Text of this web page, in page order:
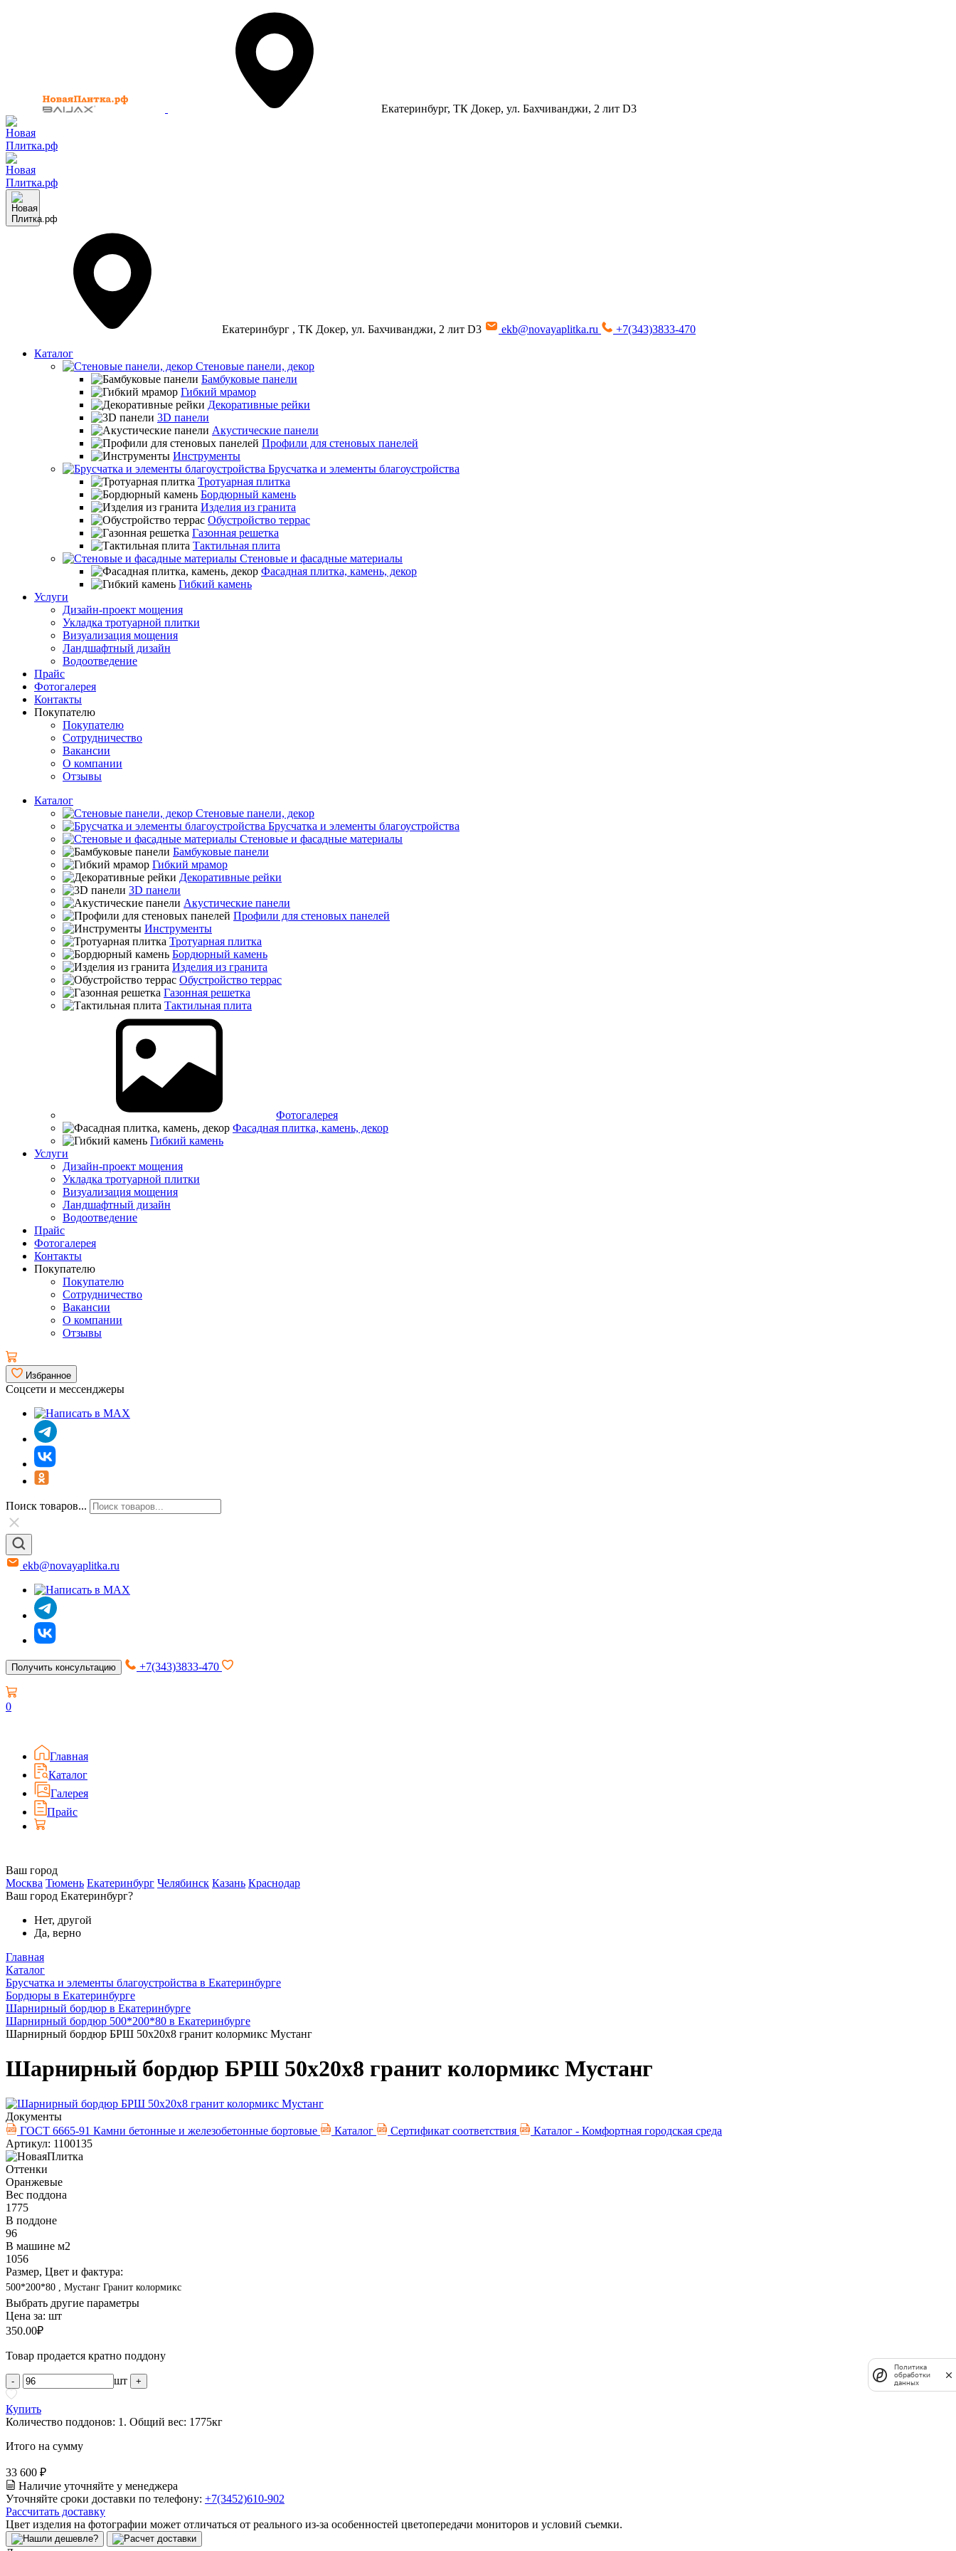
Екатеринбург, ТК Докер, ул. Бахчиванджи, 2 лит D3
Екатеринбург , ТК Докер, ул. Бахчиванджи, 2 лит D3 ekb@novayaplitka.ru
+7(343)3833-470
Каталог
Стеновые панели, декор
Бамбуковые панели
Гибкий мрамор
Декоративные рейки
3D панели
Акустические панели
Профили для стеновых панелей
Инструменты
Брусчатка и элементы благоустройства
Тротуарная плитка
Бордюрный камень
Изделия из гранита
Обустройство террас
Газонная решетка
Тактильная плита
Стеновые и фасадные материалы
Фасадная плитка, камень, декор
Гибкий камень
Услуги
Дизайн-проект мощения
Укладка тротуарной плитки
Визуализация мощения
Ландшафтный дизайн
Водоотведение
Прайс
Фотогалерея
Контакты
Покупателю
Покупателю
Сотрудничество
Вакансии
О компании
Отзывы
Каталог
Стеновые панели, декор
Брусчатка и элементы благоустройства
Стеновые и фасадные материалы
Бамбуковые панели
Гибкий мрамор
Декоративные рейки
3D панели
Акустические панели
Профили для стеновых панелей
Инструменты
Тротуарная плитка
Бордюрный камень
Изделия из гранита
Обустройство террас
Газонная решетка
Тактильная плита
Фотогалерея
Фасадная плитка, камень, декор
Гибкий камень
Услуги
Дизайн-проект мощения
Укладка тротуарной плитки
Визуализация мощения
Ландшафтный дизайн
Водоотведение
Прайс
Фотогалерея
Контакты
Покупателю
Покупателю
Сотрудничество
Вакансии
О компании
Отзывы
Избранное
Соцсети и мессенджеры
Поиск товаров...
ekb@novayaplitka.ru
Получить консультацию +7(343)3833-470
0
Главная
Каталог
Галерея
Прайс
Ваш город
Москва Тюмень Екатеринбург Челябинск Казань Краснодар
Ваш город Екатеринбург?
Нет, другой
Да, верно
Главная
Каталог
Брусчатка и элементы благоустройства в Екатеринбурге
Бордюры в Екатеринбурге
Шарнирный бордюр в Екатеринбурге
Шарнирный бордюр 500*200*80 в Екатеринбурге
Шарнирный бордюр БРШ 50х20х8 гранит колормикс Мустанг
Шарнирный бордюр БРШ 50х20х8 гранит колормикс Мустанг
Документы
ГОСТ 6665-91 Камни бетонные и железобетонные бортовые
Каталог Сертификат соответствия
Каталог - Комфортная городская среда
Артикул: 1100135
Оттенки
Оранжевые
Вес поддона
1775
В поддоне
96
В машине м2
1056
Размер, Цвет и фактура:
500*200*80 , Мустанг Гранит колормикс
Выбрать другие параметры
Цена за: шт
350.00₽
Товар продается кратно поддону
- шт +
Купить
Количество поддонов: 1 . Общий вес: 1775кг
Итого на сумму
33 600 ₽
Наличие уточняйте у менеджера
Уточняйте сроки доставки по телефону: +7(3452)610-902
Рассчитать доставку
Цвет изделия на фотографии может отличаться от реального из-за особенностей цветопередачи мониторов и условий съемки.
Политика
обработки
данных